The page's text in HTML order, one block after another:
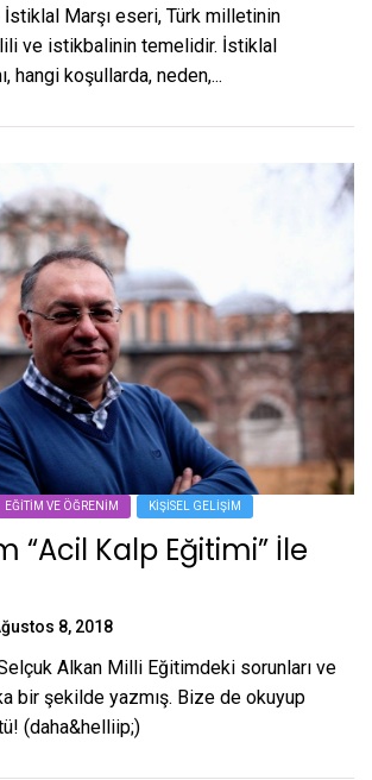
İstiklal Marşı eseri, Türk milletinin
ve istikbalinin temelidir. İstiklal
hangi koşullarda, neden,...
EĞITIM VE ÖĞRENIM KIŞISEL GELIŞIM
“Acil Kalp Eğitimi” İle
8, 2018
Alkan Milli Eğitimdeki sorunları ve
bir şekilde yazmış. Bize de okuyup
(daha&helliip;)